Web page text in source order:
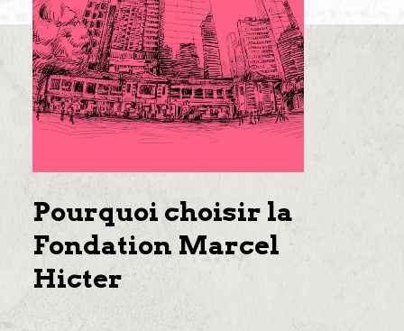
Pourquoi choisir la
Fondation Marcel
Hicter